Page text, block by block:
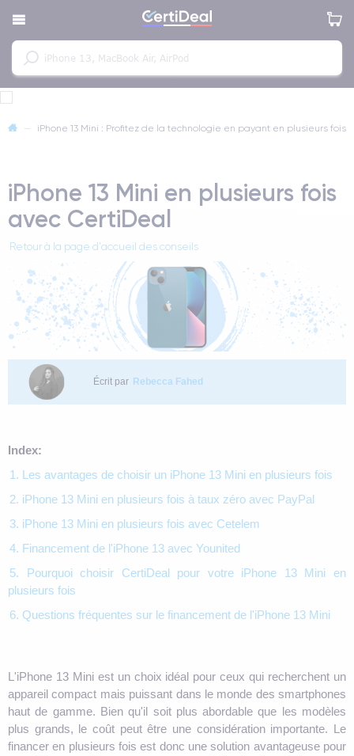
— iPhone 13 Mini : Profitez de la technologie en payant en plusieurs fois
iPhone 13 Mini en plusieurs fois
avec CertiDeal
Retour à la page d'accueil des conseils
Écrit par Rebecca Fahed
Index:
1. Les avantages de choisir un iPhone 13 Mini en plusieurs fois
2. iPhone 13 Mini en plusieurs fois à taux zéro avec PayPal
3. iPhone 13 Mini en plusieurs fois avec Cetelem
4. Financement de l'iPhone 13 avec Younited
5. Pourquoi choisir CertiDeal pour votre iPhone 13 Mini en
plusieurs fois
6. Questions fréquentes sur le financement de l'iPhone 13 Mini
L'iPhone 13 Mini est un choix idéal pour ceux qui recherchent un
appareil compact mais puissant dans le monde des smartphones
haut de gamme. Bien qu'il soit plus abordable que les modèles
plus grands, le coût peut être une considération importante. Le
financer en plusieurs fois est donc une solution avantageuse pour